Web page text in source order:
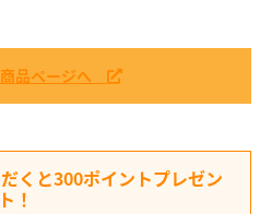
品ページへ
くと300ポイントプレゼン
ト！